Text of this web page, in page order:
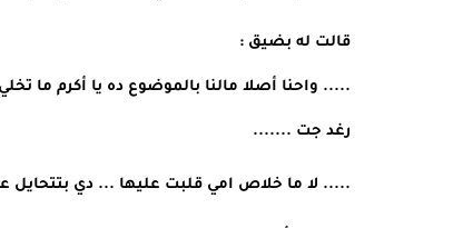
قالت له بضيق :
رغد جت .......
..... لا ما خلاص امي قلبت عليها ... دي